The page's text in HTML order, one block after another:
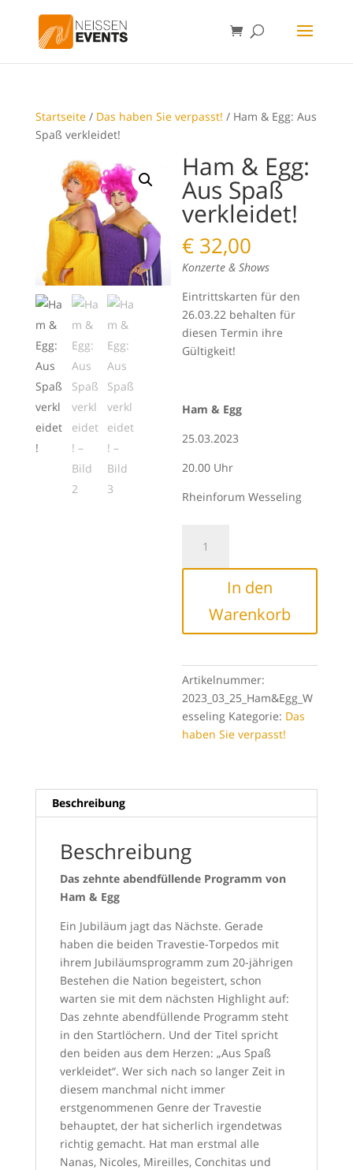
Startseite / Das haben Sie verpasst! / Ham & Egg: Aus
Spaß verkleidet!
Ham & Egg:
Aus Spaß
verkleidet!
€ 32,00
Konzerte & Shows
Eintrittskarten für den
26.03.22 behalten für
diesen Termin ihre
Gültigkeit!
Ham & Egg
25.03.2023
20.00 Uhr
Rheinforum Wesseling
Egg:
verkleidet!
In den
Warenkorb
Artikelnummer:
2023_03_25_Ham&Egg_W
esseling Kategorie: Das
haben Sie verpasst!
Beschreibung
Beschreibung
Das zehnte abendfüllende Programm von
Ham & Egg
Ein Jubiläum jagt das Nächste. Gerade
haben die beiden Travestie-Torpedos mit
ihrem Jubiläumsprogramm zum 20-jährigen
Bestehen die Nation begeistert, schon
warten sie mit dem nächsten Highlight auf:
Das zehnte abendfüllende Programm steht
in den Startlöchern. Und der Titel spricht
den beiden aus dem Herzen: „Aus Spaß
verkleidet“. Wer sich nach so langer Zeit in
diesem manchmal nicht immer
erstgenommenen Genre der Travestie
behauptet, der hat sicherlich irgendetwas
richtig gemacht. Hat man erstmal alle
Nanas, Nicoles, Mireilles, Conchitas und